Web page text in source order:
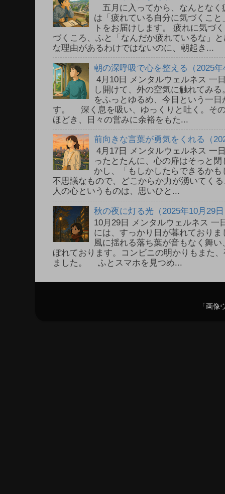
五月に入ってから、なんとなく
は「疲れている自分に気づくこ
トをお届けします。 疲れに気
づくころ、ふと「なんだか疲れているな」
な理由があるわけではないのに、朝起き...
朝の深呼吸で心を整える（2025
4月10日 メンタルウェルネス
し開けて、外の空気に触れてみ
をふっとゆるめ、今日という一
す。 深く息を吸い、ゆっくりと吐く。そ
ほどき、日々の営みに余裕をもた...
前向きな言葉が勇気をくれる（
4月17日 メンタルウェルネス
ったとたんに、心の扉はそっと
かし、「もしかしたらできるか
不思議なもので、どこからか力が湧いて
人の心というものは、思いひと...
秋の夜に灯る光（2025年10月29
10月29日 メンタルウェルネス
には、すっかり日が暮れており
風に揺れる落ち葉が音もなく舞
ぼれております。コンビニの明かりもまた
ました。 ふとスマホを見つめ...
「画